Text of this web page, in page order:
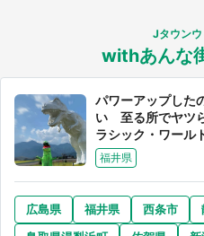
Jタウンウ
withあんな
パワーアップした
い 至る所でヤツ
ラシック・ワール
福井県
広島県 福井県 西条市